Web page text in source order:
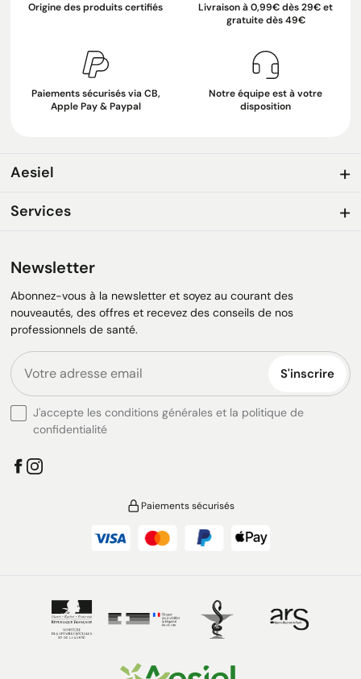
Origine des produits certifiés
Livraison à 0,99€ dès 29€ et
gratuite dès 49€
Paiements sécurisés via CB,
Apple Pay & Paypal
Notre équipe est à votre
disposition
Aesiel
Services
Newsletter
Abonnez-vous à la newsletter et soyez au courant des
nouveautés, des offres et recevez des conseils de nos
professionnels de santé.
S'inscrire
J'accepte les conditions générales et la politique de
confidentialité
Paiements sécurisés